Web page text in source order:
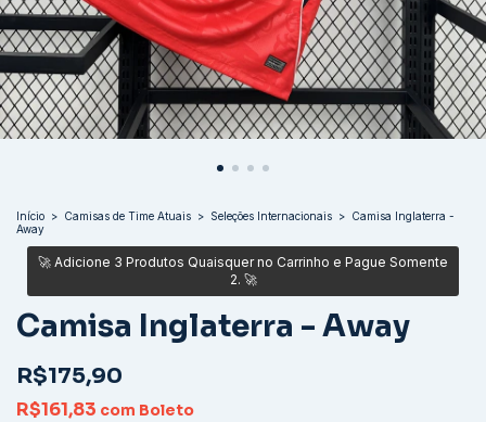
Início > Camisas de Time Atuais > Seleções Internacionais > Camisa Inglaterra -
Away
Camisa Inglaterra - Away
R$175,90
R$161,83 com Boleto